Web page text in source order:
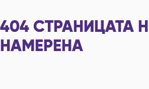
404 СТРАНИЦАТА
НАМЕРЕНА